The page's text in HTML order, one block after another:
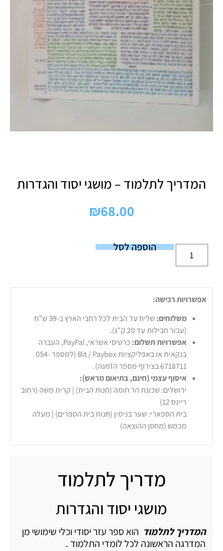
המדריך לתלמוד – מושגי יסוד והגדרות
₪68.00
הוספה לסל
אפשרויות רכישה:
משלוחים:
שליח עד הבית לכל רחבי הארץ ב-39 ש"ח
(עבור חבילות עד 20 ק"ג).
אפשרויות תשלום:
כרטיסי אשראי, PayPal, העברה
בנקאית או באפליקציות Bit / Paybox (למספר 054-
6718711 בצירוף מספר הזמנה).
איסוף עצמי (חינם, בתיאום מראש):
ירושלים: שכונת הר חומה (חנות הבית) | קרית משה (רחוב
ריינס 12)
בית הספארי: שער בנימין (חנות בית הספרים) | מעלה
מכמש (מחסן ההוצאה)
מדריך לתלמוד
מושגי יסוד והגדרות
המדריך לתלמוד הוא ספר עזר יסודי וכלי שימושי מן
המדרגה הראשונה לכל לומדי התלמוד .